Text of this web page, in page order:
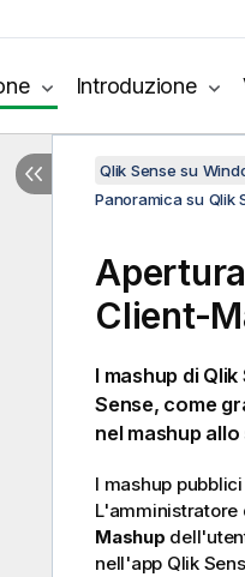
Introduzione
Qlik Sense su
Panoramica su Qlik
Client-
I mashup di Qlik
Sense, come
nel mashup
I mashup
L'amministratore
Mashup
nell'app Qlik